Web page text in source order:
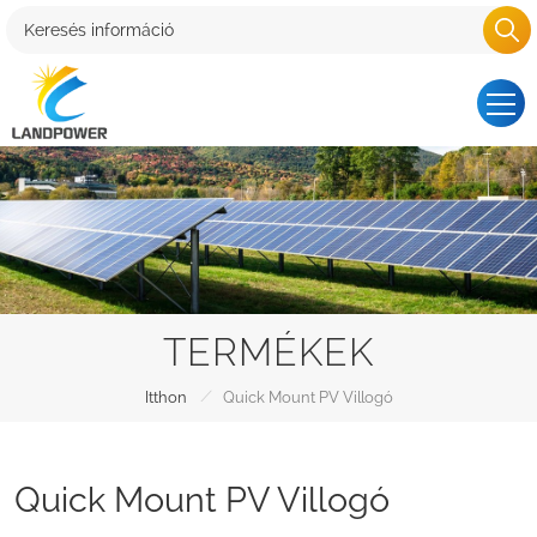
TERMÉKEK
Itthon / Quick Mount PV Villogó
Quick Mount PV Villogó